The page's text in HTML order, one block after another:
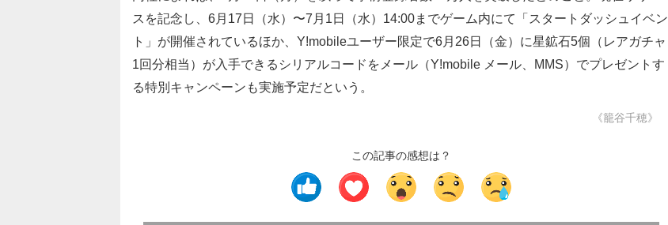
スを記念し、6月17日（水）〜7月1日（水）14:00までゲーム内にて「スタートダッシュイベン
ト」が開催されているほか、Y!mobileユーザー限定で6月26日（金）に星鉱石5個（レアガチャ
1回分相当）が入手できるシリアルコードをメール（Y!mobile メール、MMS）でプレゼントす
る特別キャンペーンも実施予定だという。
《籠谷千穂》
この記事の感想は？